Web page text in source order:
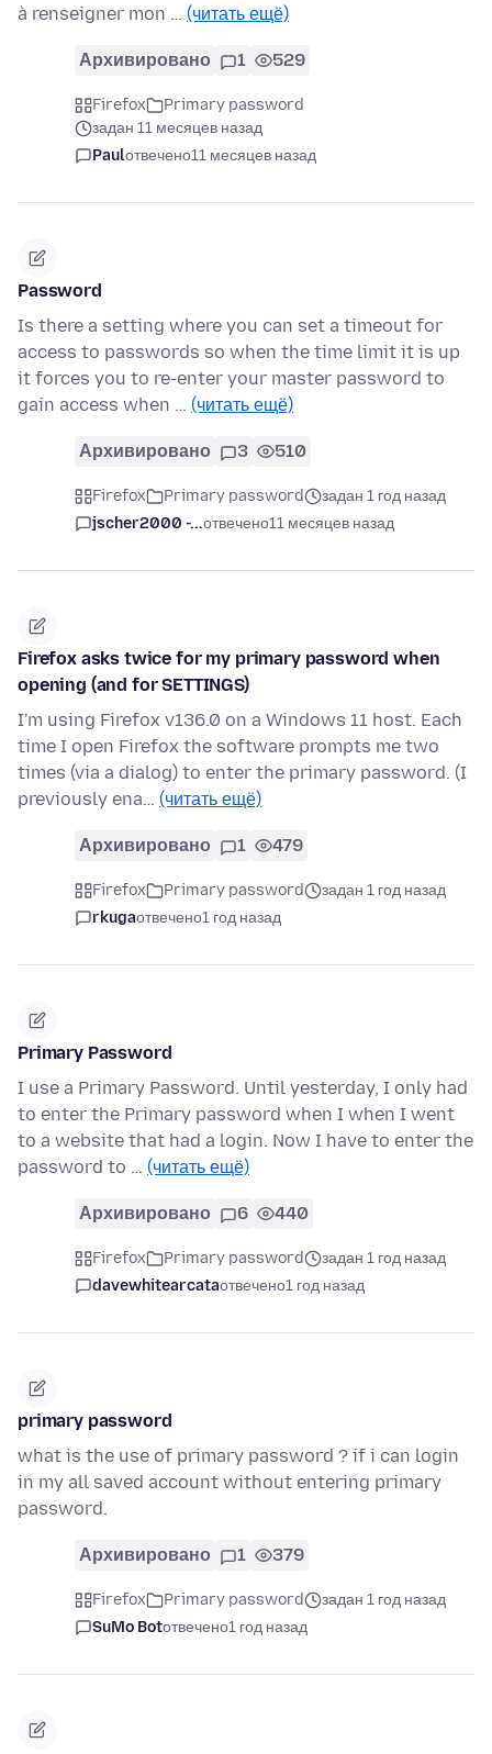
à renseigner mon … (читать ещё)
Архивировано 1 529
Firefox
Primary password
задан 11 месяцев назад
Paulотвечено11 месяцев назад
Password
Is there a setting where you can set a timeout for
access to passwords so when the time limit it is up
it forces you to re-enter your master password to
gain access when … (читать ещё)
Архивировано 3 510
Firefox Primary password
задан 1 год назад
jscher2000 -...отвечено11 месяцев назад
Firefox asks twice for my primary password when
opening (and for SETTINGS)
I'm using Firefox v136.0 on a Windows 11 host. Each
time I open Firefox the software prompts me two
times (via a dialog) to enter the primary password. (I
previously ena… (читать ещё)
Архивировано 1 479
Firefox Primary password
задан 1 год назад
rkugaотвечено1 год назад
Primary Password
I use a Primary Password. Until yesterday, I only had
to enter the Primary password when I when I went
to a website that had a login. Now I have to enter the
password to … (читать ещё)
Архивировано 6 440
Firefox Primary password
задан 1 год назад
davewhitearcataотвечено1 год назад
primary password
what is the use of primary password ? if i can login
in my all saved account without entering primary
password.
Архивировано 1 379
Firefox Primary password
задан 1 год назад
SuMo Botотвечено1 год назад